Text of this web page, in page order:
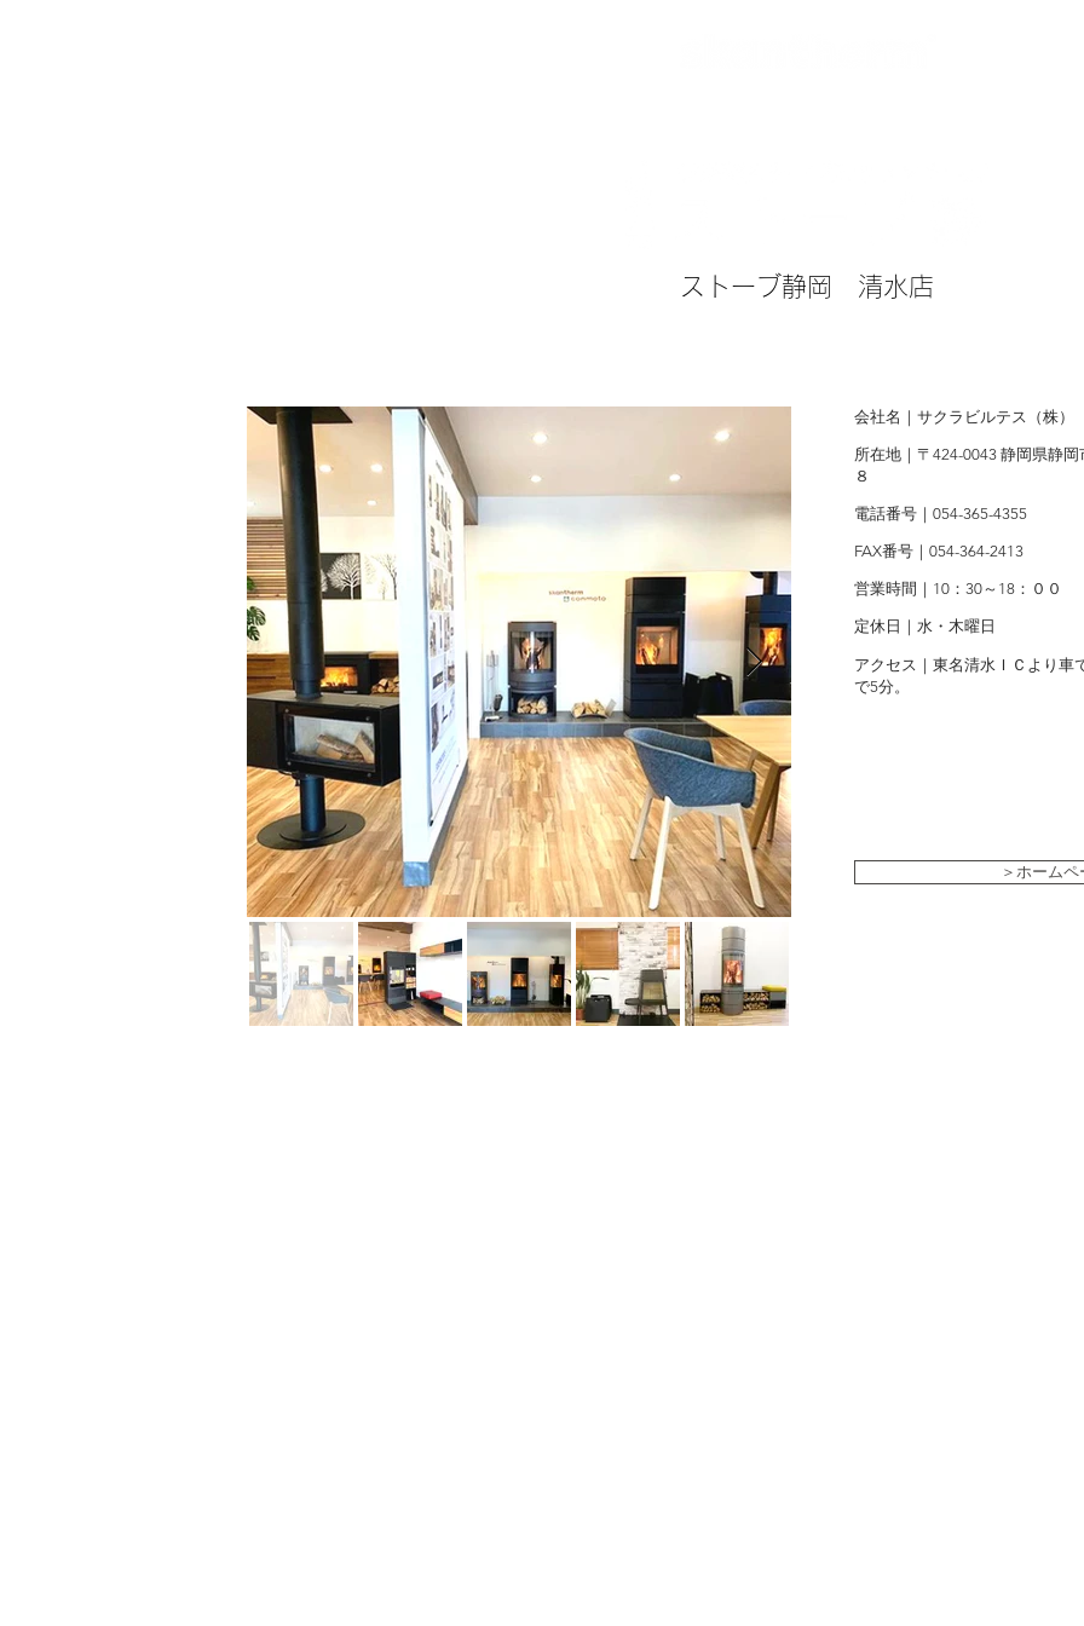
ストーブ静岡 清水店
会社名｜サクラビルテス（株）
所在地｜〒424-0043 静岡県静
８
電話番号｜054-365-4355
FAX番号｜054-364-2413
営業時間｜10：30～18：００
定休日｜水・木曜日
アクセス｜東名清水ＩＣより車
で5分。
＞ホームペ